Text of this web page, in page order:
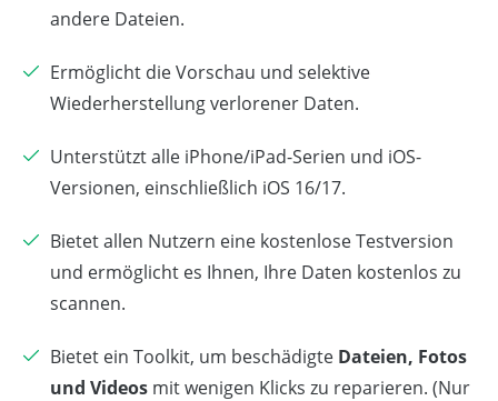
andere Dateien.
Ermöglicht die Vorschau und selektive
Wiederherstellung verlorener Daten.
Unterstützt alle iPhone/iPad-Serien und iOS-
Versionen, einschließlich iOS 16/17.
Bietet allen Nutzern eine kostenlose Testversion
und ermöglicht es Ihnen, Ihre Daten kostenlos zu
scannen.
Bietet ein Toolkit, um beschädigte Dateien, Fotos
und Videos mit wenigen Klicks zu reparieren. (Nur